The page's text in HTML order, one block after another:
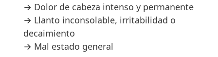
→ Dolor de cabeza intenso y permanente
→ Llanto inconsolable, irritabilidad o
decaimiento
→ Mal estado general